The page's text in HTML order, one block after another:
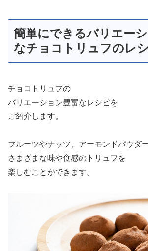
簡単にできるバリエー
なチョコトリュフのレ
チョコトリュフの
バリエーション豊富なレシピを
ご紹介します。
フルーツやナッツ、アーモンドパウダー
さまざまな味や食感のトリュフを
楽しむことができます。